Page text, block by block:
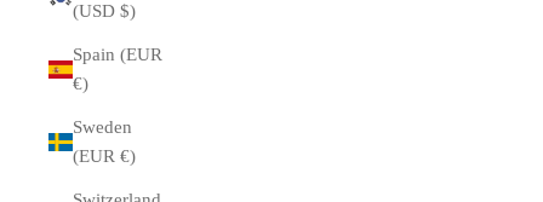
(USD $)
Spain (EUR
€)
Sweden
(EUR €)